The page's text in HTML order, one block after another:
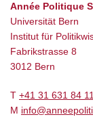
Année Politique
Universität Bern
Institut für
Fabrikstrasse 8
3012 Bern
T +41 31 631 84
M